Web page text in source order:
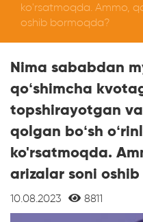
ko'rsatmoqda. Ammo,
oshib bormoqda?
Nima sababdan
qo‘shimcha
topshirayotgan
qolgan bo‘sh
ko'rsatmoqda.
arizalar soni
10.08.2023 8811